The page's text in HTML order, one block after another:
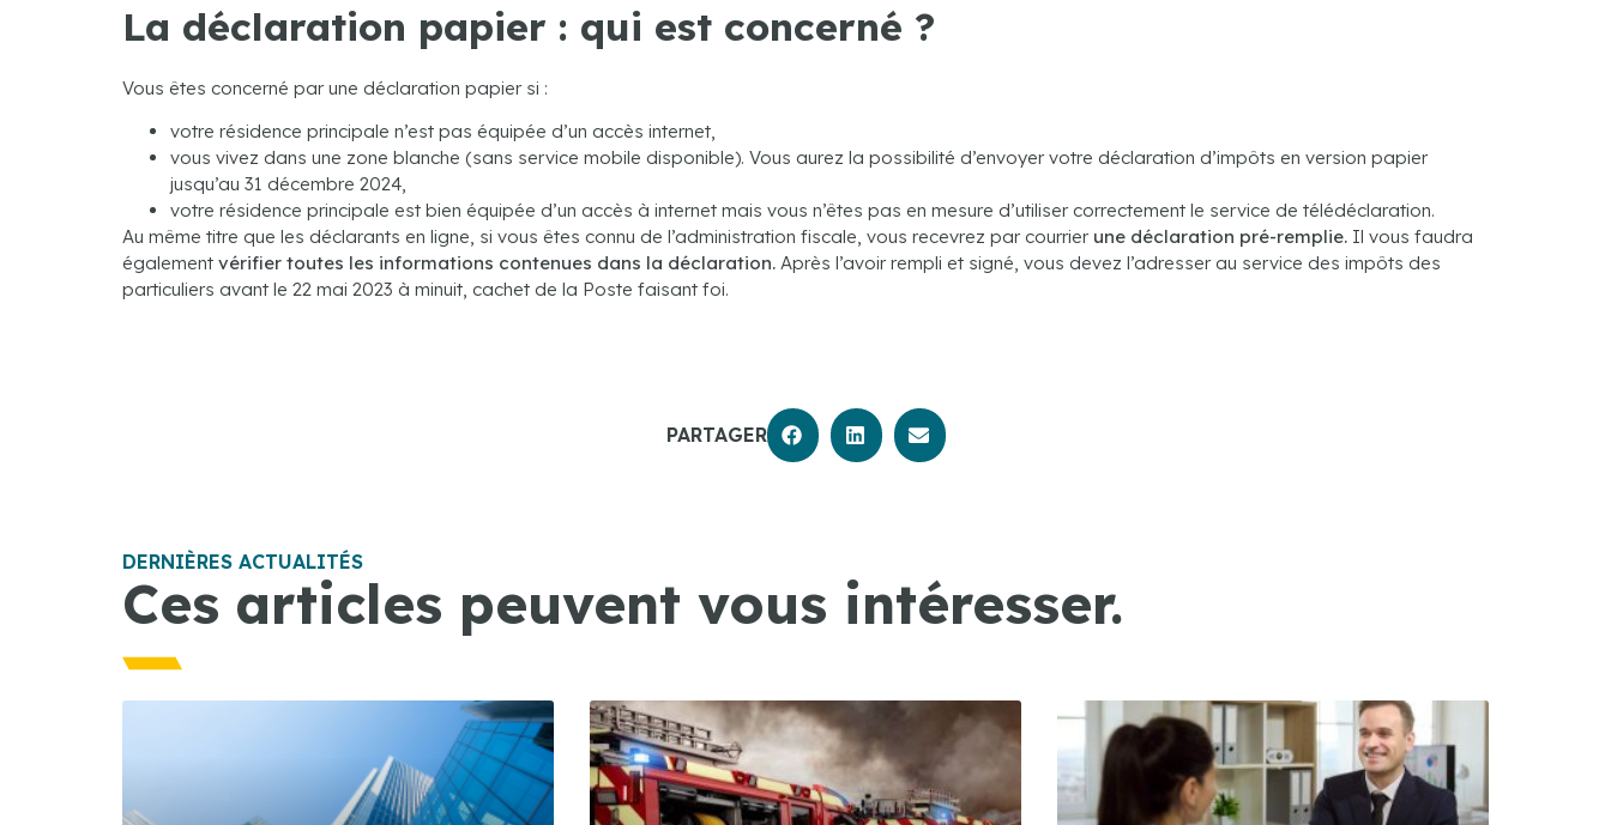
La déclaration papier : qui est concerné ?
Vous êtes concerné par une déclaration papier si :
votre résidence principale n’est pas équipée d’un accès internet,
vous vivez dans une zone blanche (sans service mobile disponible). Vous aurez la possibilité d’envoyer votre déclaration d’impôts en version papier
jusqu’au 31 décembre 2024,
votre résidence principale est bien équipée d’un accès à internet mais vous n’êtes pas en mesure d’utiliser correctement le service de télédéclaration.
Au même titre que les déclarants en ligne, si vous êtes connu de l’administration fiscale, vous recevrez par courrier une déclaration pré-remplie. Il vous faudra
également vérifier toutes les informations contenues dans la déclaration. Après l’avoir rempli et signé, vous devez l’adresser au service des impôts des
particuliers avant le 22 mai 2023 à minuit, cachet de la Poste faisant foi.
PARTAGER
DERNIÈRES ACTUALITÉS
Ces articles peuvent vous intéresser.